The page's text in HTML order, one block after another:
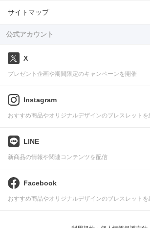
サイトマップ
公式アカウント
X
プレゼント企画や期間限定のキャンペーンを開催
Instagram
おすすめ商品やオリジナルデザインのブレスレットを
LINE
新商品の情報や関連コンテンツを配信
Facebook
おすすめ商品やオリジナルデザインのブレスレットを